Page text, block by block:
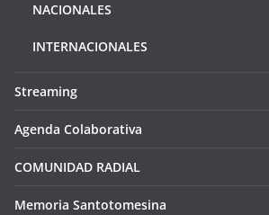
NACIONALES
INTERNACIONALES
Streaming
Agenda Colaborativa
COMUNIDAD RADIAL
Memoria Santotomesina